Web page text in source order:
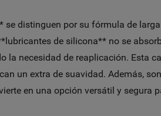
distinguen por su fórmula de
de silicona** no se
la necesidad de reaplicación. Esta
un extra de suavidad. Además,
en una opción versátil y segura